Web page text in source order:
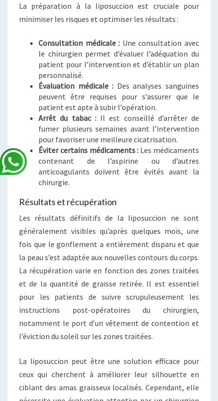
La préparation à la liposuccion est cruciale pour
minimiser les risques et optimiser les résultats :
Consultation médicale : Une consultation avec
le chirurgien permet d’évaluer l’adéquation du
patient pour l’intervention et d’établir un plan
personnalisé.
Évaluation médicale : Des analyses sanguines
peuvent être requises pour s’assurer que le
patient est apte à subir l’opération.
Arrêt du tabac :Il est conseillé d’arrêter de
fumer plusieurs semaines avant l’intervention
pour favoriser une meilleure cicatrisation.
Éviter certains médicaments : Les médicaments
contenant de l’aspirine ou d’autres
anticoagulants doivent être évités avant la
chirurgie.
Résultats et récupération
Les résultats définitifs de la liposuccion ne sont
généralement visibles qu’après quelques mois, une
fois que le gonflement a entièrement disparu et que
la peau s’est adaptée aux nouvelles contours du corps.
La récupération varie en fonction des zones traitées
et de la quantité de graisse retirée. Il est essentiel
pour les patients de suivre scrupuleusement les
instructions post-opératoires du chirurgien,
notamment le port d’un vêtement de contention et
l’éviction du soleil sur les zones traitées.
La liposuccion peut être une solution efficace pour
ceux qui cherchent à améliorer leur silhouette en
ciblant des amas graisseux localisés. Cependant, elle